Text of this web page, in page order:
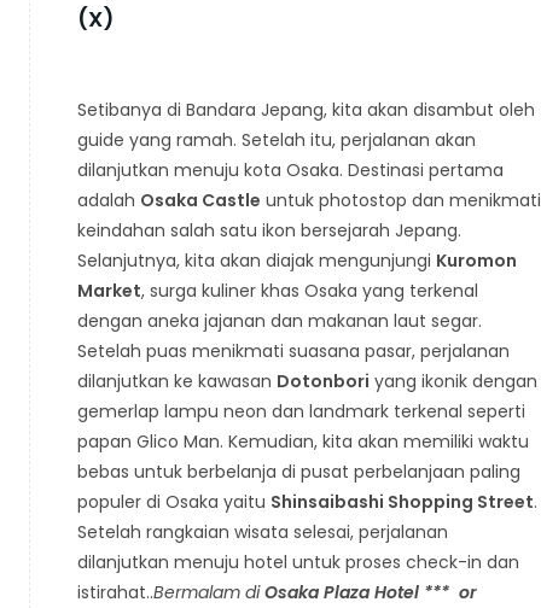
(X)
Setibanya di Bandara Jepang, kita akan disambut oleh
guide yang ramah. Setelah itu, perjalanan akan
dilanjutkan menuju kota Osaka. Destinasi pertama
adalah Osaka Castle untuk photostop dan menikmati
keindahan salah satu ikon bersejarah Jepang.
Selanjutnya, kita akan diajak mengunjungi Kuromon
Market, surga kuliner khas Osaka yang terkenal
dengan aneka jajanan dan makanan laut segar.
Setelah puas menikmati suasana pasar, perjalanan
dilanjutkan ke kawasan Dotonbori yang ikonik dengan
gemerlap lampu neon dan landmark terkenal seperti
papan Glico Man. Kemudian, kita akan memiliki waktu
bebas untuk berbelanja di pusat perbelanjaan paling
populer di Osaka yaitu Shinsaibashi Shopping Street.
Setelah rangkaian wisata selesai, perjalanan
dilanjutkan menuju hotel untuk proses check-in dan
istirahat..Bermalam diOsaka Plaza Hotel *** or